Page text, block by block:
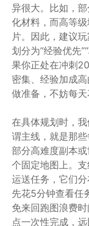
异很大。比如，
化材料，而高等
片。因此，建议
划分为“经验优先
果你正处在冲刺
密集、经验加成
做准备，不妨每天
在具体规划时，
谓主线，就是那
部分高难度副本
个固定地图上。
运送任务，它们
先花5分钟查看任
免来回跑图浪费
点一次性完成，远